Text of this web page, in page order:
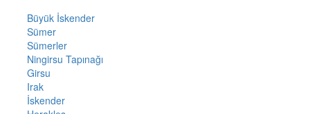
Büyük İskender
Sümer
Sümerler
Ningirsu Tapınağı
Girsu
Irak
İskender